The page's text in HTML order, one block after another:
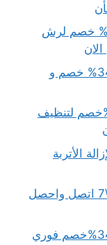
شركة مكافحة حشرات بالمجمعة بـ33% خصم لرش
شركة مكافحة حشرات بالمزاحمية بـ 34% خصم و
تنظيف منازل بالمزاحمية بـ 35%خصم لتنظيف
بالخرج بـ40% لإزالة الأتربة
شركة تنظيف فلل بالمجمعة خدمة 24\7 اتصل واحصل
افضل شركة تنظيف كنب بالمجمعة بـ34%خصم فوري